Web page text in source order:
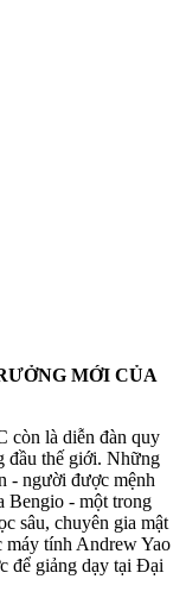
MỚI CỦA
còn là diễn đàn quy
đầu thế giới. Những
- người được mệnh
Bengio - một trong
sâu, chuyên gia mật
máy tính Andrew Yao
để giảng dạy tại Đại